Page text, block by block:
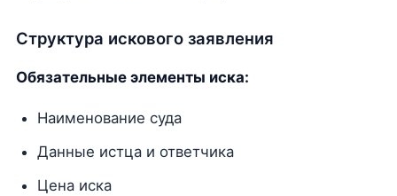
Структура искового заявления
Обязательные элементы иска:
Наименование суда
Данные истца и ответчика
Цена иска